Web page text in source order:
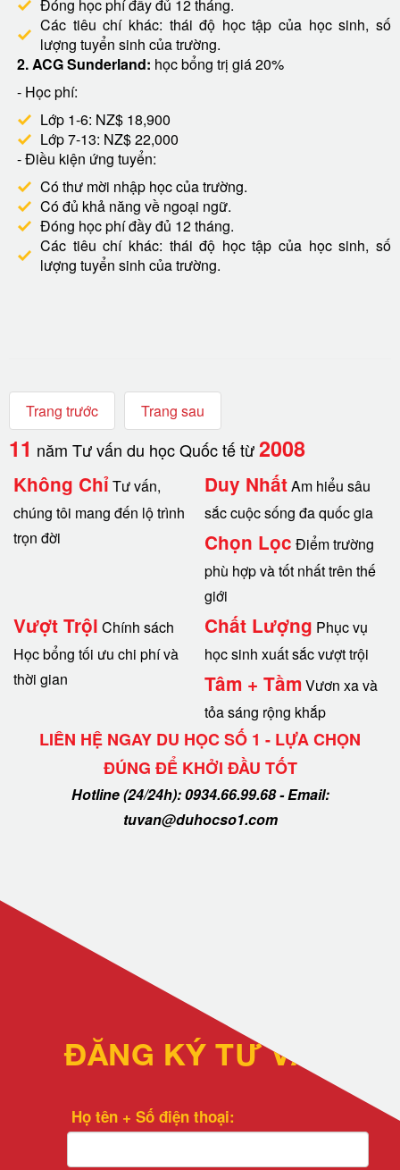
Đóng học phí đầy đủ 12 tháng.
Các tiêu chí khác: thái độ học tập của học sinh, số
lượng tuyển sinh của trường.
2. ACG Sunderland: học bổng trị giá 20%
- Học phí:
Lớp 1-6: NZ$ 18,900
Lớp 7-13: NZ$ 22,000
- Điều kiện ứng tuyển:
Có thư mời nhập học của trường.
Có đủ khả năng về ngoại ngữ.
Đóng học phí đầy đủ 12 tháng.
Các tiêu chí khác: thái độ học tập của học sinh, số
lượng tuyển sinh của trường.
Trang trước Trang sau
11 năm Tư vấn du học Quốc tế từ2008
Không ChỉTư vấn,
chúng tôi mang đến lộ trình
trọn đời
Duy NhấtAm hiểu sâu
sắc cuộc sống đa quốc gia
Chọn Lọc Điểm trường
phù hợp và tốt nhất trên thế
giới
Vượt Trội Chính sách
Học bổng tối ưu chi phí và
thời gian
Chất Lượng Phục vụ
học sinh xuất sắc vượt trội
Tâm + TầmVươn xa và
tỏa sáng rộng khắp
LIÊN HỆ NGAY DU HỌC SỐ 1 - LỰA CHỌN
ĐÚNG ĐỂ KHỞI ĐẦU TỐT
Hotline (24/24h): 0934.66.99.68 - Email:
tuvan@duhocso1.com
ĐĂNG KÝ TƯ VẤN
Họ tên + Số điện thoại: